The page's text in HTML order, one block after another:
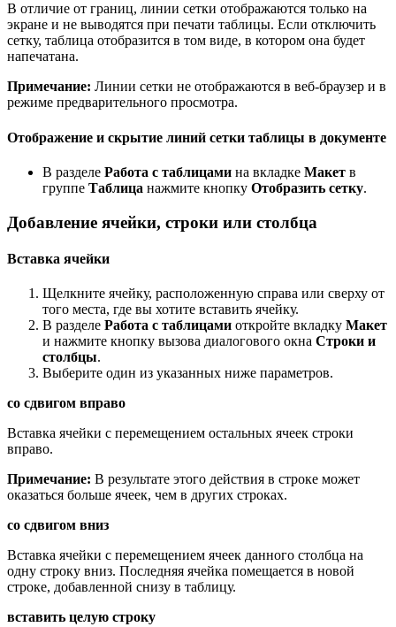
В отличие от границ, линии сетки отображаются только на
экране и не выводятся при печати таблицы. Если отключить
сетку, таблица отобразится в том виде, в котором она будет
напечатана.
Примечание: Линии сетки не отображаются в веб-браузер и в
режиме предварительного просмотра.
Отображение и скрытие линий сетки таблицы в документе
В разделе Работа с таблицами на вкладке Макет в
группе Таблица нажмите кнопку Отобразить сетку.
Добавление ячейки, строки или столбца
Вставка ячейки
Щелкните ячейку, расположенную справа или сверху от
того места, где вы хотите вставить ячейку.
В разделе Работа с таблицами откройте вкладку Макет
и нажмите кнопку вызова диалогового окна Строки и
столбцы.
Выберите один из указанных ниже параметров.
со сдвигом вправо
Вставка ячейки с перемещением остальных ячеек строки
вправо.
Примечание: В результате этого действия в строке может
оказаться больше ячеек, чем в других строках.
со сдвигом вниз
Вставка ячейки с перемещением ячеек данного столбца на
одну строку вниз. Последняя ячейка помещается в новой
строке, добавленной снизу в таблицу.
вставить целую строку